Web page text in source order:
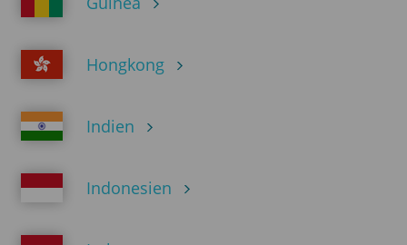
Hongkong
Indien
Indonesien